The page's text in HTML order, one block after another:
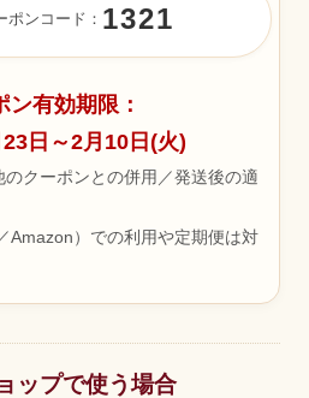
ポンコード： 1321
ン有効期限：
日～2月10日(火)
クーポンとの併用／発送後の適
Amazon）での利用や定期便は対
ップで使う場合